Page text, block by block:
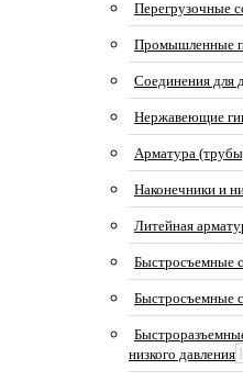
Перегрузочные
Промышленные
Соединения для
Нержавеющие
Арматура
Наконечники и
Литейная
Быстросъемные
Быстросъемные
низкого давления